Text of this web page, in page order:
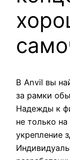
В Anvil вы
за рамки
Надежды к
не только
укрепление